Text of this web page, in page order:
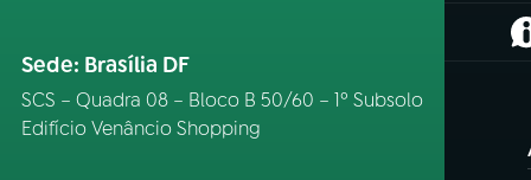
Sede: Brasília DF
SCS – Quadra 08 – Bloco B 50/60 – 1º Subsolo
Edifício Venâncio Shopping